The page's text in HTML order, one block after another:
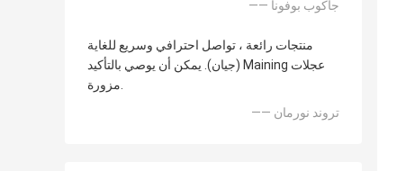
—— جاكوب بوفونا
منتجات رائعة ، تواصل احترافي وسريع للغاية
(جيان). يمكن أن يوصي بالتأكيد Maining عجلات
مزورة.
—— تروند نورمان